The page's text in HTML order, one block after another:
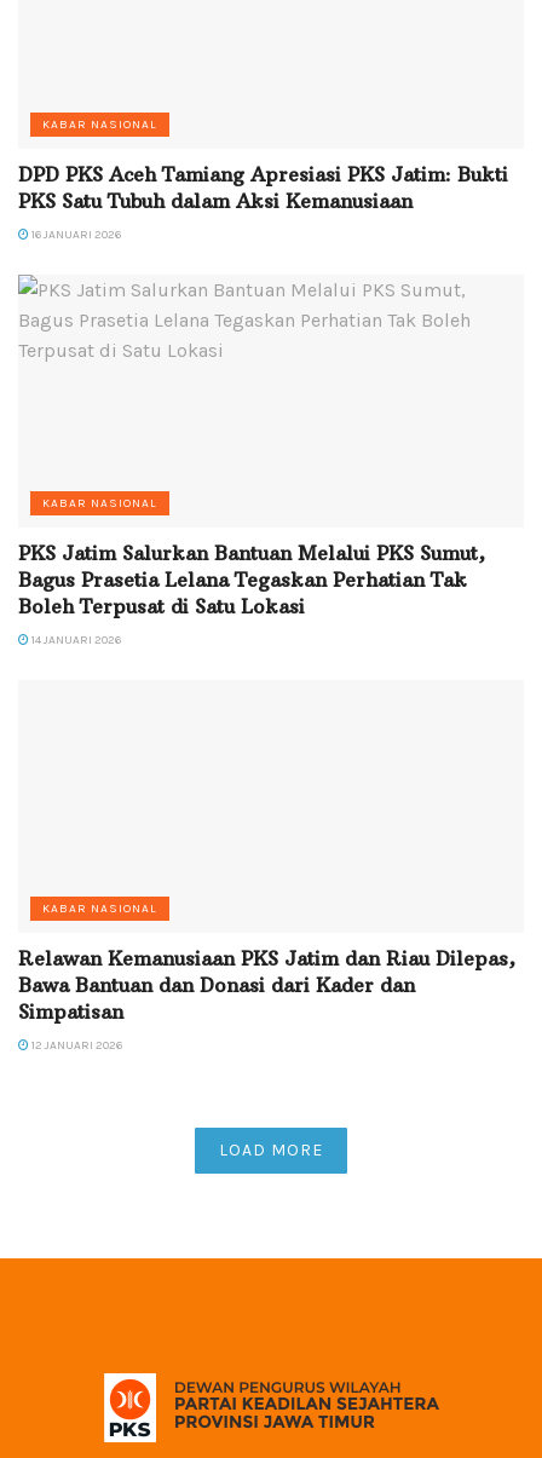
KABAR NASIONAL
DPD PKS Aceh Tamiang Apresiasi PKS Jatim: Bukti
PKS Satu Tubuh dalam Aksi Kemanusiaan
16 JANUARI 2026
KABAR NASIONAL
PKS Jatim Salurkan Bantuan Melalui PKS Sumut,
Bagus Prasetia Lelana Tegaskan Perhatian Tak
Boleh Terpusat di Satu Lokasi
14 JANUARI 2026
KABAR NASIONAL
Relawan Kemanusiaan PKS Jatim dan Riau Dilepas,
Bawa Bantuan dan Donasi dari Kader dan
Simpatisan
12 JANUARI 2026
LOAD MORE